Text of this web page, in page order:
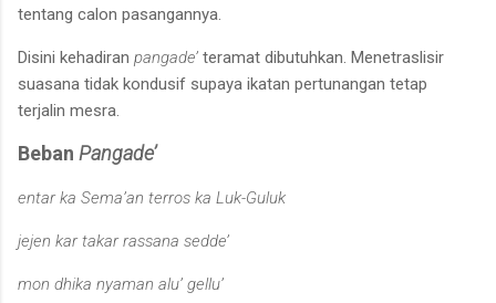
tentang calon pasangannya.
Disini kehadiran pangade’ teramat dibutuhkan. Menetraslisir
suasana tidak kondusif supaya ikatan pertunangan tetap
terjalin mesra.
Beban Pangade’
entar ka Sema’an terros ka Luk-Guluk
jejen kar takar rassana sedde’
mon dhika nyaman alu’ gellu’